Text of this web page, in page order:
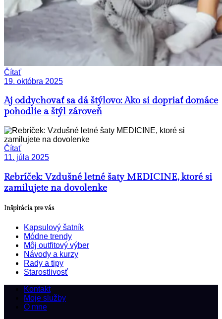
Čítať
19. októbra 2025
Aj oddychovať sa dá štýlovo: Ako si dopriať domáce
pohodlie a štýl zároveň
Čítať
11. júla 2025
Rebríček: Vzdušné letné šaty MEDICINE, ktoré si
zamilujete na dovolenke
Inšpirácia pre vás
Kapsulový šatník
Módne trendy
Môj outfitový výber
Návody a kurzy
Rady a tipy
Starostlivosť
Kontakt
Moje služby
O mne